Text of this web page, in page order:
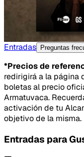
Entradas Preguntas
*Precios de
redirigirá a la página
boletas al precio
Armatuvaca.
activación de tu
objetivo de la misma.
Entradas para